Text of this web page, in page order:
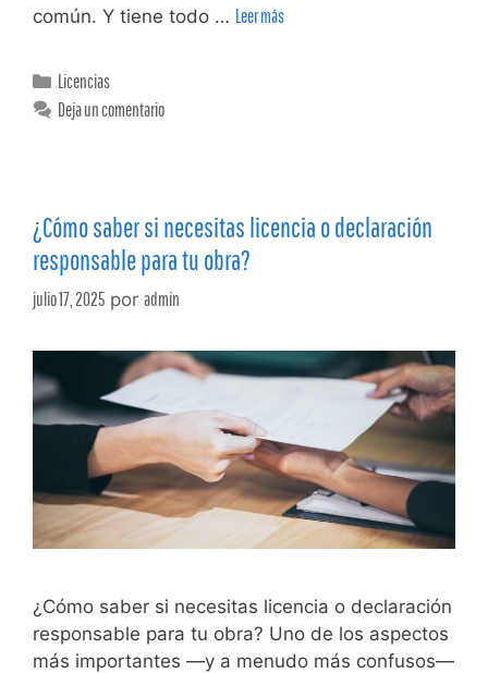
común. Y tiene todo … Leer más
Licencias
Deja un comentario
¿Cómo saber si necesitas licencia o declaración
responsable para tu obra?
julio 17, 2025 por admin
¿Cómo saber si necesitas licencia o declaración
responsable para tu obra? Uno de los aspectos
más importantes —y a menudo más confusos—